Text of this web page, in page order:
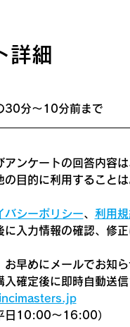
詳細
30分〜10分前まで
アンケートの回答内容
の目的に利用することは
バシーポリシー、 利用
に入力情報の確認、修
お早めにメールでお知ら
入確定後に即時自動送
日10:00～16:00）